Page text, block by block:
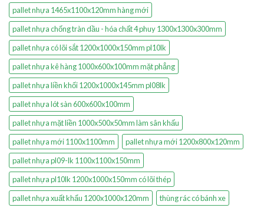
pallet nhựa 1465x1100x120mm hàng mới
pallet nhựa chống tràn dầu - hóa chất 4 phuy 1300x1300x300mm
pallet nhựa có lõi sắt 1200x1000x150mm pl10lk
pallet nhựa kê hàng 1000x600x100mm mặt phẳng
pallet nhựa liền khối 1200x1000x145mm pl08lk
pallet nhựa lót sàn 600x600x100mm
pallet nhựa mặt liền 1000x500x50mm làm sân khấu
pallet nhựa mới 1100x1100mm
pallet nhựa mới 1200x800x120mm
pallet nhựa pl09-lk 1100x1100x150mm
pallet nhựa pl10lk 1200x1000x150mm có lõi thép
pallet nhựa xuất khẩu 1200x1000x120mm
thùng rác có bánh xe